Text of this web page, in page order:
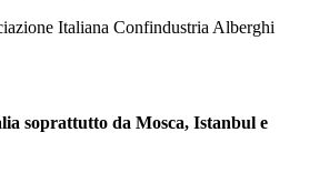
Italiana Confindustria Alberghi
soprattutto da Mosca, Istanbul e